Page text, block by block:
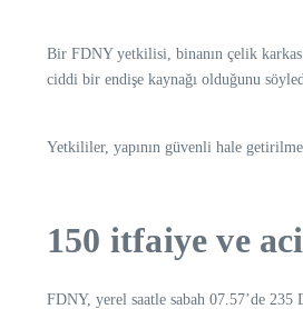
Bir FDNY yetkilisi, binanın çelik karkas
ciddi bir endişe kaynağı olduğunu
Yetkililer, yapının güvenli hale
150 itfaiye ve
FDNY, yerel saatle sabah 07.57’de 235